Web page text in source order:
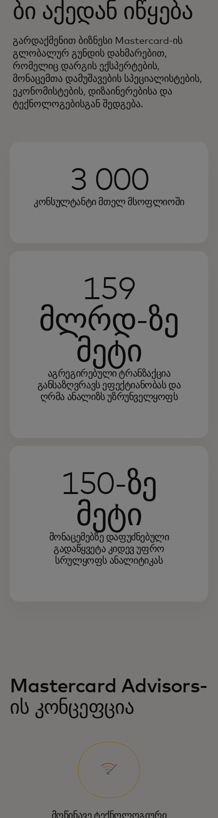
ბი აქედან იწყება
გარდაქმენით ბიზნესი Mastercard-ის
გლობალურ გუნდის დახმარებით,
რომელიც დარგის ექსპერტების,
მონაცემთა დამუშავების სპეციალისტების,
ეკონომისტების, დიზაინერებისა და
ტექნოლოგებისგან შედგება.
3 000
კონსულტანტი მთელ მსოფლიოში
159
მლრდ-ზე
მეტი
აგრეგირებული ტრანზაქცია
განსაზღვრავს ეფექტიანობას და
ღრმა ანალიზს უზრუნველყოფს
150-ზე
მეტი
მონაცემებზე დაფუძნებული
გადაწყვეტა კიდევ უფრო
სრულყოფს ანალიტიკას
Mastercard Advisors-
ის კონცეფცია
მოწინავე ტექნოლოგიური